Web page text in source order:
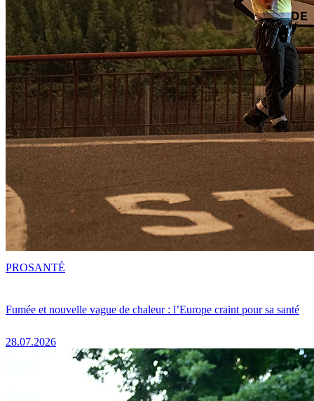
Fumée et nouvelle vague de chaleur : l’Europe craint pour sa santé
28.07.2026
PROSANTÉ